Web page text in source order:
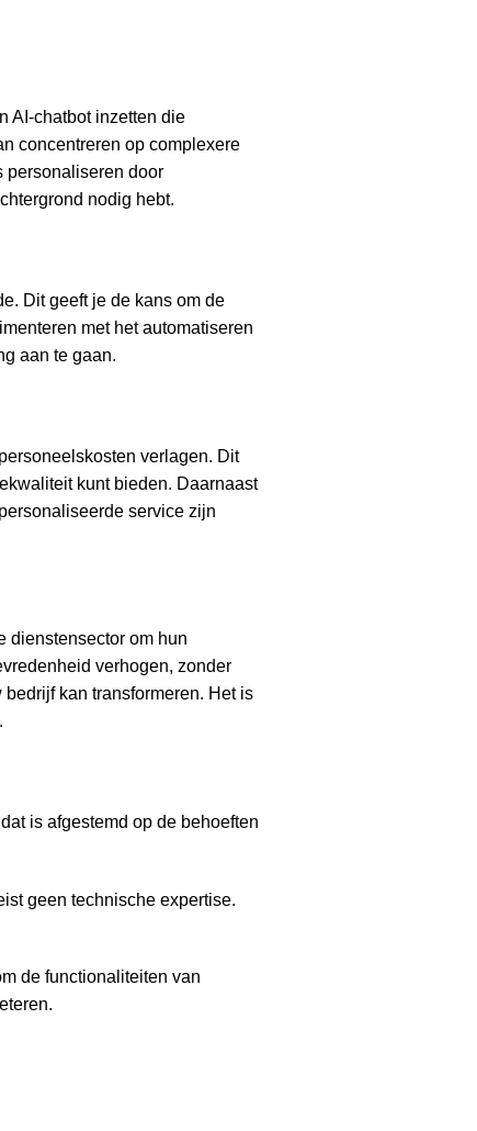
AI-chatbot inzetten die
concentreren op complexere
personaliseren door
nodig hebt.
Dit geeft je de kans om de
met het automatiseren
aan te gaan.
verlagen. Dit
kunt bieden. Daarnaast
service zijn
dienstensector om hun
verhogen, zonder
kan transformeren. Het is
is afgestemd op de behoeften
geen technische expertise.
de functionaliteiten van